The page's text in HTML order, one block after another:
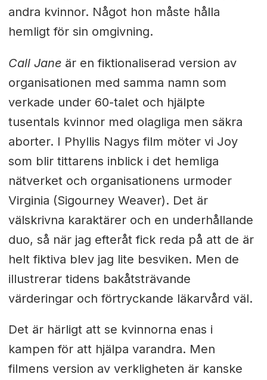
andra kvinnor. Något hon måste hålla
hemligt för sin omgivning.
Call Janeär en fiktionaliserad version av
organisationen med samma namn som
verkade under 60-talet och hjälpte
tusentals kvinnor med olagliga men säkra
aborter. I Phyllis Nagys film möter vi Joy
som blir tittarens inblick i det hemliga
nätverket och organisationens urmoder
Virginia (Sigourney Weaver). Det är
välskrivna karaktärer och en underhållande
duo, så när jag efteråt fick reda på att de är
helt fiktiva blev jag lite besviken. Men de
illustrerar tidens bakåtsträvande
värderingar och förtryckande läkarvård väl.
Det är härligt att se kvinnorna enas i
kampen för att hjälpa varandra. Men
filmens version av verkligheten är kanske